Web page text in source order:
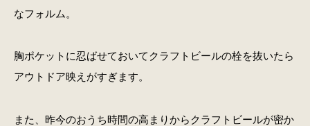
なフォルム。
胸ポケットに忍ばせておいてクラフトビールの栓を抜いたら
アウトドア映えがすぎます。
また、昨今のおうち時間の高まりからクラフトビールが密か